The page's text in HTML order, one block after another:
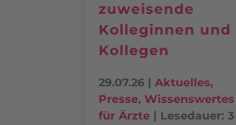
zuweisende
Kolleginnen und
Kollegen
29.07.26 Aktuelles,
Presse, Wissenswertes
für Ärzte
Lesedauer: 3